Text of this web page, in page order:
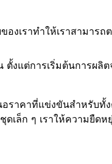
งเราทําให้เราสามาร
งแต่การเริ่มต้นการผลิต
ราคาที่แข่งขันสําหรับทั้
ล็ก ๆ เราให้ความยืดห